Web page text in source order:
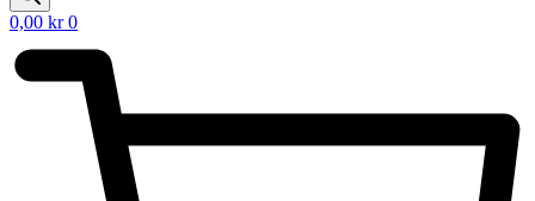
0,00 kr 0